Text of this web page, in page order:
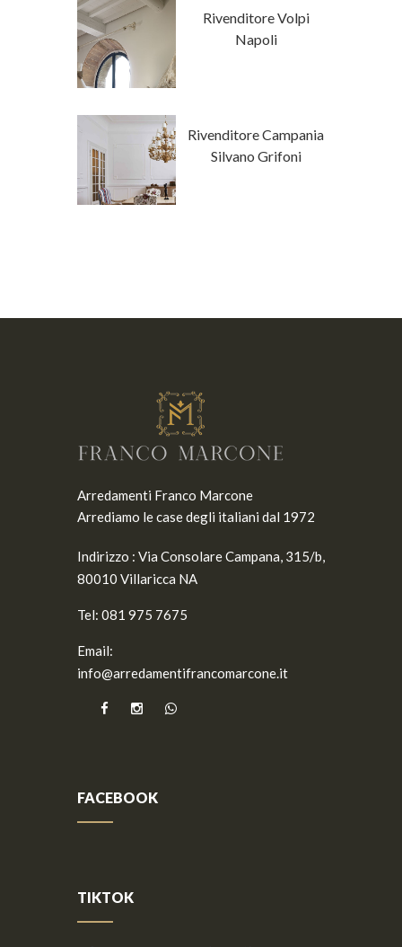
Rivenditore Volpi
Napoli
Rivenditore Campania
Silvano Grifoni
Arredamenti Franco Marcone
Arrediamo le case degli italiani dal 1972
Indirizzo : Via Consolare Campana, 315/b,
80010 Villaricca NA
Tel: 081 975 7675
Email:
info@arredamentifrancomarcone.it
FACEBOOK
TIKTOK